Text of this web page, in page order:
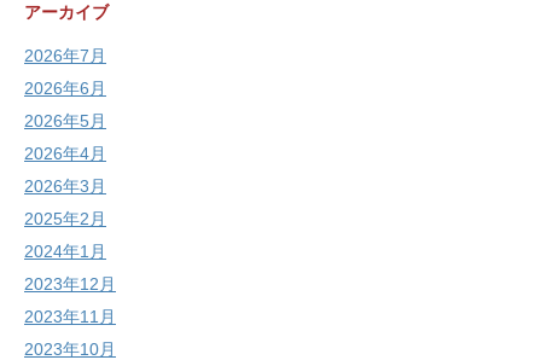
アーカイブ
2026年7月
2026年6月
2026年5月
2026年4月
2026年3月
2025年2月
2024年1月
2023年12月
2023年11月
2023年10月